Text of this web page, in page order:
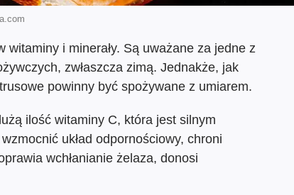
witaminy i minerały. Są uważane za jedne z
zwłaszcza zimą. Jednakże, jak
powinny być spożywane z umiarem.
ilość witaminy C, która jest silnym
układ odpornościowy, chroni
wchłanianie żelaza, donosi